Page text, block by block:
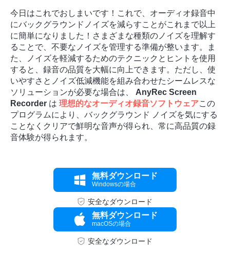
今日はこれでおしまいです！これで、オーディオ録音中
にバックグラウンドノイズを減らすことがこれまで以上
に簡単になりました！さまざまな種類のノイズを理解す
ることで、不要なノイズを管理する準備が整います。ま
た、ノイズを軽減するためのテクニックとヒントを使用
すると、録音の品質を大幅に向上できます。ただし、使
いやすさとノイズ低減機能を組み合わせたシームレスな
ソリューションが必要な場合は、 AnyRec Screen
Recorder は 理想的なオーディオ録音ソフトウェアこの
プログラムにより、バックグラウンド ノイズを気にする
ことなくクリアで鮮明な音声が得られ、常に高品質の録
音体験が得られます。
無料ダウンロード
Windowsの場合
安全なダウンロード
無料ダウンロード
macOSの場合
安全なダウンロード